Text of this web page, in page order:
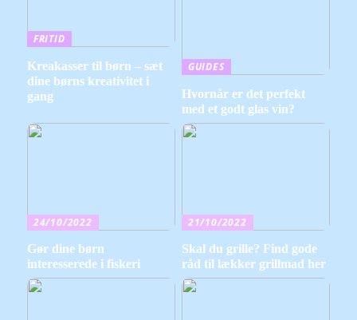
FRITID
Kreakasser til børn – sæt
dine børns kreativitet i
gang
GUIDES
Hvornår er det perfekt
med et godt glas vin?
24/10/2022
Gør dine børn
interesserede i fiskeri
21/10/2022
Skal du grille? Find gode
råd til lækker grillmad her